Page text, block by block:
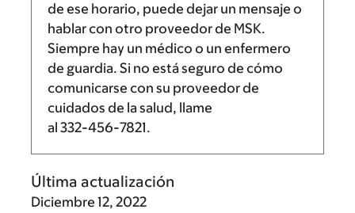
de ese horario, puede dejar un mensaje o
hablar con otro proveedor de MSK.
Siempre hay un médico o un enfermero
de guardia. Si no está seguro de cómo
comunicarse con su proveedor de
cuidados de la salud, llame
al 332-456-7821.
Última actualización
Diciembre 12, 2022